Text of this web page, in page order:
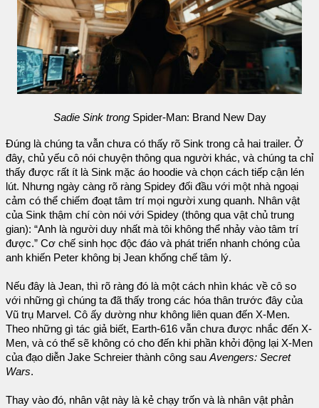
Sadie Sink trongSpider-Man: Brand New Day
Đúng là chúng ta vẫn chưa có thấy rõ Sink trong cả hai trailer. Ở
đây, chủ yếu cô nói chuyện thông qua người khác, và chúng ta chỉ
thấy được rất ít là Sink mặc áo hoodie và chọn cách tiếp cận lén
lút. Nhưng ngày càng rõ ràng Spidey đối đầu với một nhà ngoại
cảm có thể chiếm đoạt tâm trí mọi người xung quanh. Nhân vật
của Sink thậm chí còn nói với Spidey (thông qua vật chủ trung
gian): “Anh là người duy nhất mà tôi không thể nhảy vào tâm trí
được.” Cơ chế sinh học độc đáo và phát triển nhanh chóng của
anh khiến Peter không bị Jean khống chế tâm lý.
Nếu đây là Jean, thì rõ ràng đó là một cách nhìn khác về cô so
với những gì chúng ta đã thấy trong các hóa thân trước đây của
Vũ trụ Marvel. Cô ấy dường như không liên quan đến X-Men.
Theo những gì tác giả biết, Earth-616 vẫn chưa được nhắc đến X-
Men, và có thể sẽ không có cho đến khi phần khởi động lại X-Men
của đạo diễn Jake Schreier thành công sauAvengers: Secret
Wars.
Thay vào đó, nhân vật này là kẻ chạy trốn và là nhân vật phản